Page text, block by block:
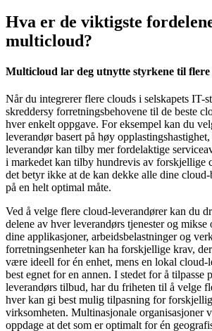
Hva er de viktigste
multicloud?
Multicloud lar deg utnytte styrkene til
Når du integrerer flere clouds i selskapets IT-
skreddersy forretningsbehovene til de beste
hver enkelt oppgave. For eksempel kan du
leverandør basert på høy
leverandør kan tilby mer fordelaktige
i markedet kan tilby hundrevis av forskjellige
det betyr ikke at de kan dekke alle dine
på en helt optimal måte.
Ved å velge flere cloud-leverandører kan du
delene av hver leverandørs tjenester og mikse
dine applikasjoner, arbeidsbelastninger og
forretningsenheter kan ha forskjellige krav,
være ideell for én enhet, mens en lokal
best egnet for en annen. I stedet for å tilpasse
leverandørs tilbud, har du friheten til å velge
hver kan gi best mulig tilpasning for
virksomheten. Multinasjonale organisasjoner
oppdage at det som er optimalt for én